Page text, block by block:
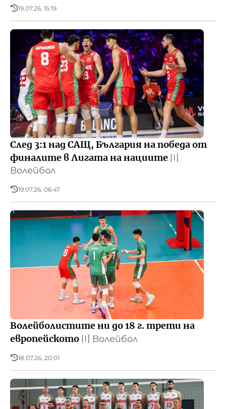
19.07.26, 15:19
След 3:1 над САЩ, България на победа от
финалите в Лигата на нациите 〣
Волейбол
19.07.26, 06:47
Волейболистите ни до 18 г. трети на
европейското 〣 Волейбол
18.07.26, 20:01